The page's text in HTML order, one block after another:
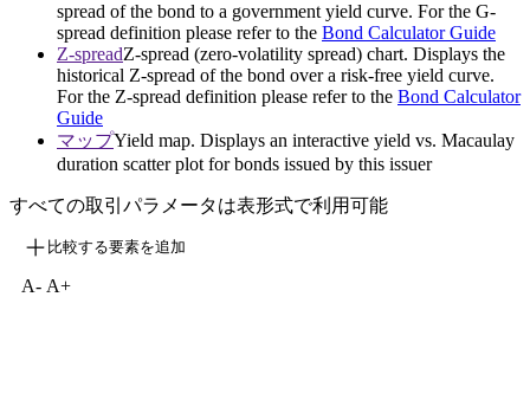
spread of the bond to a government yield curve. For the G-
spread definition please refer to the Bond Calculator Guide
Z-spreadZ-spread (zero-volatility spread) chart. Displays the
historical Z-spread of the bond over a risk-free yield curve.
For the Z-spread definition please refer to the Bond Calculator
Guide
マップYield map. Displays an interactive yield vs. Macaulay
duration scatter plot for bonds issued by this issuer
すべての取引パラメータは表形式で利用可能
比較する要素を追加